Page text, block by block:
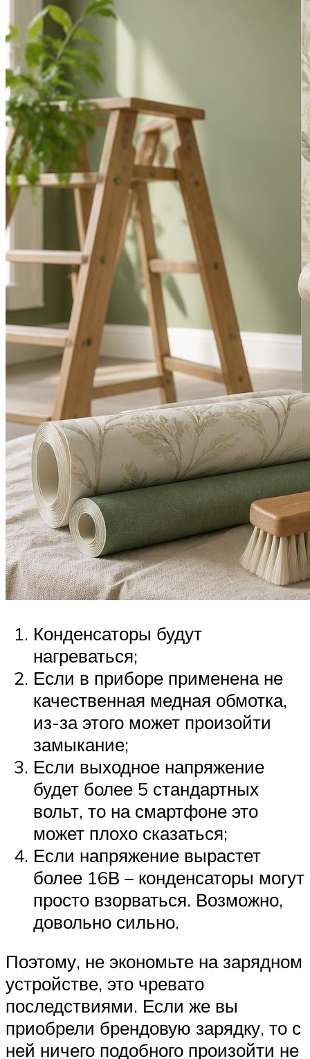
Конденсаторы будут
нагреваться;
Если в приборе применена не
качественная медная обмотка,
из-за этого может произойти
замыкание;
Если выходное напряжение
будет более 5 стандартных
вольт, то на смартфоне это
может плохо сказаться;
Если напряжение вырастет
более 16В – конденсаторы могут
просто взорваться. Возможно,
довольно сильно.
Поэтому, не экономьте на зарядном
устройстве, это чревато
последствиями. Если же вы
приобрели брендовую зарядку, то с
ней ничего подобного произойти не